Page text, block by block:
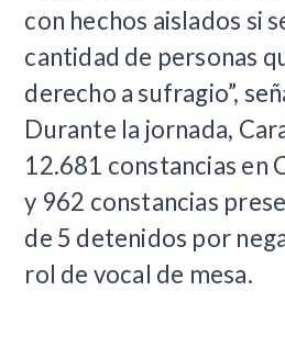
con hechos aislados si
cantidad de personas
derecho a sufragio”,
Durante la jornada,
12.681 constancias en
y 962 constancias
de 5 detenidos por
rol de vocal de mesa.